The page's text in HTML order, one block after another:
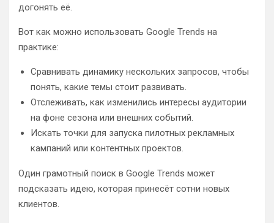
догонять её.
Вот как можно использовать Google Trends на
практике:
Сравнивать динамику нескольких запросов, чтобы
понять, какие темы стоит развивать.
Отслеживать, как изменились интересы аудитории
на фоне сезона или внешних событий.
Искать точки для запуска пилотных рекламных
кампаний или контентных проектов.
Один грамотный поиск в Google Trends может
подсказать идею, которая принесёт сотни новых
клиентов.